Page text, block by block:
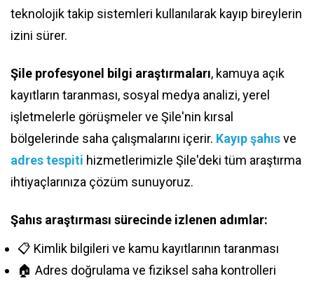
teknolojik takip sistemleri kullanılarak kayıp bireylerin
izini sürer.
Şile profesyonel bilgi araştırmaları, kamuya açık
kayıtların taranması, sosyal medya analizi, yerel
işletmelerle görüşmeler ve Şile'nin kırsal
bölgelerinde saha çalışmalarını içerir. Kayıp şahısve
adres tespiti hizmetlerimizle Şile'deki tüm araştırma
ihtiyaçlarınıza çözüm sunuyoruz.
Şahıs araştırması sürecinde izlenen adımlar:
📋 Kimlik bilgileri ve kamu kayıtlarının taranması
🏠 Adres doğrulama ve fiziksel saha kontrolleri